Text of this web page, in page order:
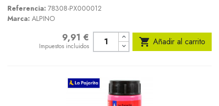
Referencia: 78308-PX000012
Marca: ALPINO
9,91 €
Impuestos incluidos  Añadir al carrito